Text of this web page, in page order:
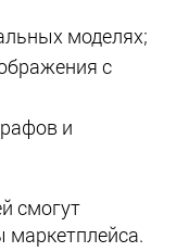
моделях;
с
и
смогут
маркетплейса.